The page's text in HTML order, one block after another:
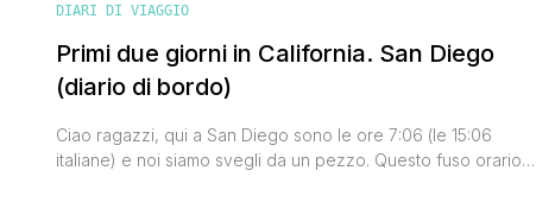
DIARI DI VIAGGIO
Primi due giorni in California. San Diego
(diario di bordo)
Ciao ragazzi, qui a San Diego sono le ore 7:06 (le 15:06
italiane) e noi siamo svegli da un pezzo. Questo fuso orario